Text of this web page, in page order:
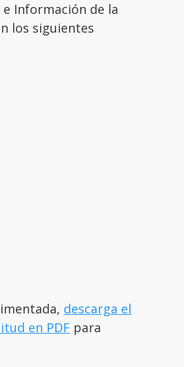
Información de la
los siguientes
descarga el
en PDF para